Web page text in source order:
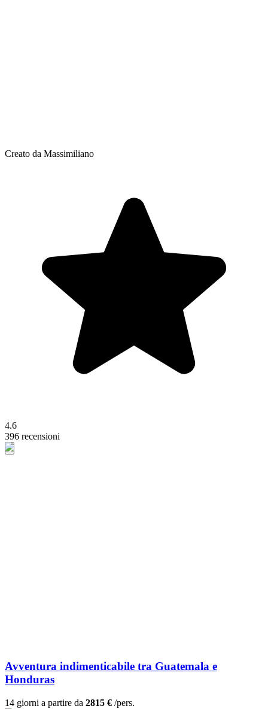
Creato da Massimiliano
4.6
396 recensioni
Avventura indimenticabile tra Guatemala e
Honduras
14 giorni a partire da 2815 € /pers.